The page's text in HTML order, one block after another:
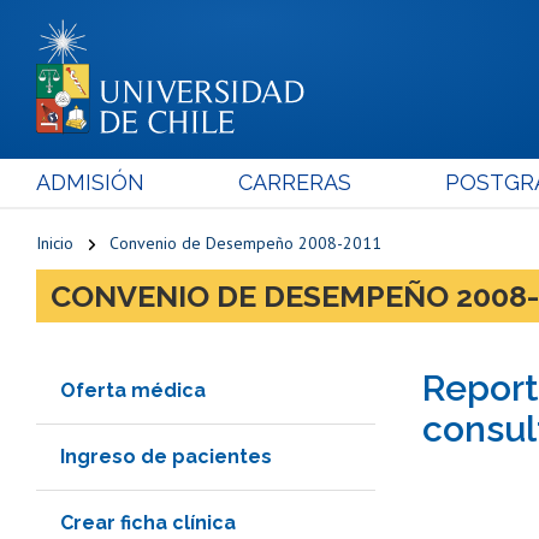
ADMISIÓN CARRERAS
Inicio Convenio de Desempeño 2008-2011
CONVENIO DE DESEMPEÑO
Oferta médica
Ingreso de pacientes
Crear ficha clínica